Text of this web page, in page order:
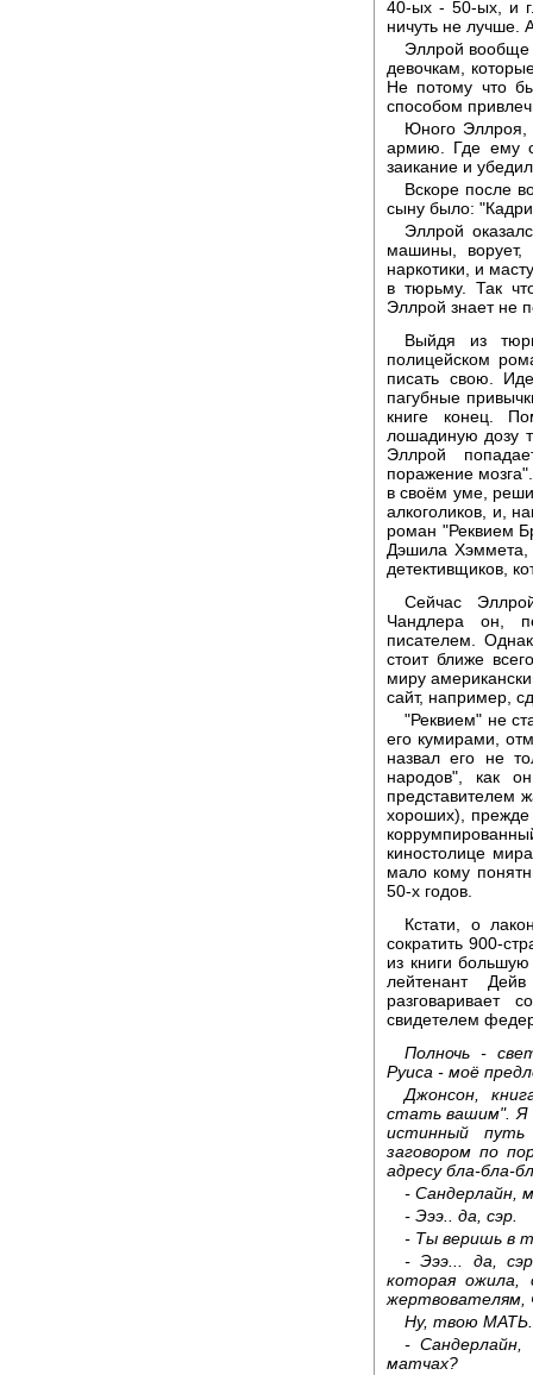
40-ых - 50-ых, и
ничуть не лучше.
Эллрой вообще
девочкам,
Не потому что
способом
Юного
армию. Где ему
заикание и
Вскоре после
сыну было:
Эллрой
машины, ворует,
наркотики, и
в тюрьму. Так
Эллрой знает не
Выйдя из
полицейском
писать свою.
пагубные
книге конец.
лошадиную дозу
Эллрой
поражение
в своём уме,
алкоголиков, и,
роман "Реквием
Дэшила Хэммета,
детективщиков,
Сейчас
Чандлера он,
писателем.
стоит ближе
миру
сайт, например,
"Реквием" не
его кумирами,
назвал его не
народов", как
представителем
хороших),
киностолице
мало кому
50-х годов.
Кстати, о
сократить 900-
из книги
лейтенант
разговаривает
свидетелем
Полночь -
Руиса - моё
Джонсон,
стать вашим". Я
истинный путь
заговором по
адресу бла-бла-
- Сандерлайн,
- Эээ.. да, сэр.
- Ты веришь в
- Эээ... да,
которая ожила,
жертвователям,
Ну, твою
- Сандерлайн,
матчах?